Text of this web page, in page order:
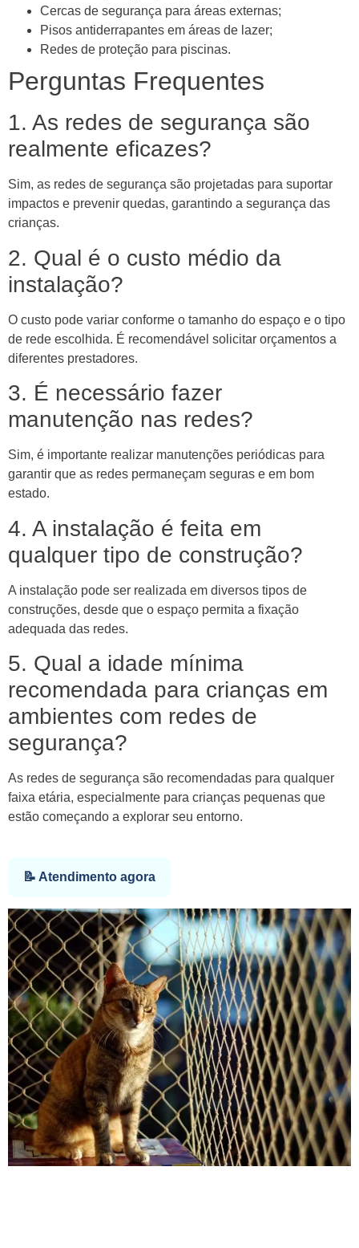
Cercas de segurança para áreas externas;
Pisos antiderrapantes em áreas de lazer;
Redes de proteção para piscinas.
Perguntas Frequentes
1. As redes de segurança são
realmente eficazes?
Sim, as redes de segurança são projetadas para suportar
impactos e prevenir quedas, garantindo a segurança das
crianças.
2. Qual é o custo médio da
instalação?
O custo pode variar conforme o tamanho do espaço e o tipo
de rede escolhida. É recomendável solicitar orçamentos a
diferentes prestadores.
3. É necessário fazer
manutenção nas redes?
Sim, é importante realizar manutenções periódicas para
garantir que as redes permaneçam seguras e em bom
estado.
4. A instalação é feita em
qualquer tipo de construção?
A instalação pode ser realizada em diversos tipos de
construções, desde que o espaço permita a fixação
adequada das redes.
5. Qual a idade mínima
recomendada para crianças em
ambientes com redes de
segurança?
As redes de segurança são recomendadas para qualquer
faixa etária, especialmente para crianças pequenas que
estão começando a explorar seu entorno.
📝 Atendimento agora